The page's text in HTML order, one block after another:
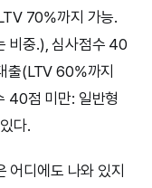
70%까지 가능.
비중.), 심사점수 40
출(LTV 60%까지
40점 미만: 일반형
다.
어디에도 나와 있지